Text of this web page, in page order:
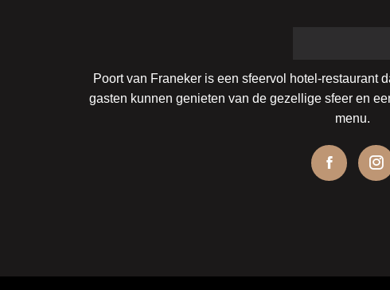
Poort van Franeker is een sfeervol hotel-restaurant
gasten kunnen genieten van de gezellige sfeer en
menu.